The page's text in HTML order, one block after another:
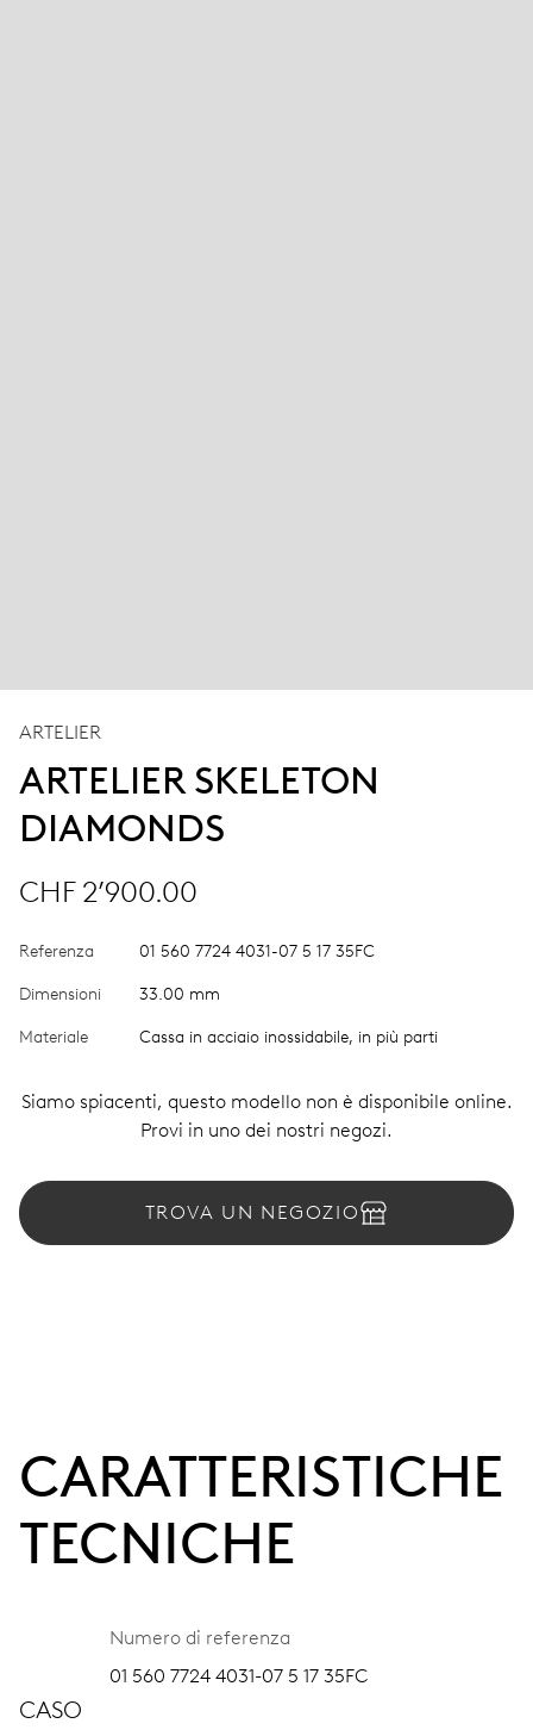
ARTELIER
ARTELIER SKELETON
DIAMONDS
CHF 2’900.00
Referenza 01 560 7724 4031-07 5 17 35FC
Dimensioni 33.00 mm
Materiale Cassa in acciaio inossidabile, in più parti
Siamo spiacenti, questo modello non è disponibile online.
Provi in uno dei nostri negozi.
TROVA UN NEGOZIO
CARATTERISTICHE
TECNICHE
Numero di referenza
01 560 7724 4031-07 5 17 35FC
CASO